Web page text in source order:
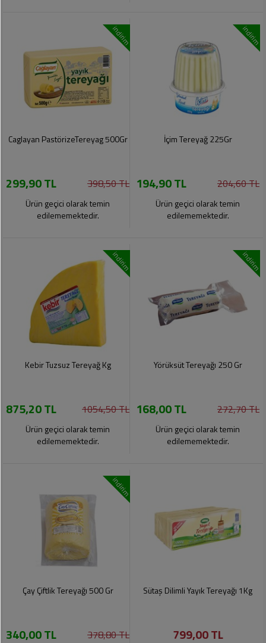
indirim
Caglayan PastörizeTereyag 500Gr
299,90 TL 398,50 TL
Ürün geçici olarak temin
edilememektedir.
indirim
İçim Tereyağ 225Gr
194,90 TL 204,60 TL
Ürün geçici olarak temin
edilememektedir.
indirim
Kebir Tuzsuz Tereyağ Kg
875,20 TL 1054,50 TL
Ürün geçici olarak temin
edilememektedir.
indirim
Yörüksüt Tereyağı 250 Gr
168,00 TL 272,70 TL
Ürün geçici olarak temin
edilememektedir.
indirim
Çay Çiftlik Tereyağı 500 Gr
340,00 TL 378,80 TL
Sütaş Dilimli Yayık Tereyağı 1Kg
799,00 TL